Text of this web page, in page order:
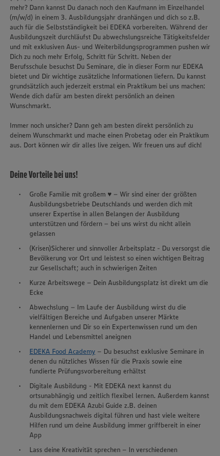
Wir setzen Cookies und andere Technologien ein, um Ihnen
mehr? Dann kannst Du danach noch den Kaufmann im Einzelhandel
(m/w/d) in einem 3. Ausbildungsjahr dranhängen und dich so z.B.
auch für die Selbstständigkeit bei EDEKA vorbereiten. Während der
Ausbildungszeit durchläufst Du abwechslungsreiche Tätigkeitsfelder
und mit exklusiven Aus- und Weiterbildungsprogrammen pushen wir
Dich zu noch mehr Erfolg, Schritt für Schritt. Neben der
Berufsschule besuchst Du Seminare, die in dieser Form nur EDEKA
bietet und Dir wichtige zusätzliche Informationen liefern. Du kannst
grundsätzlich auch jederzeit erstmal ein Praktikum bei uns machen:
Wende dich dafür am besten direkt persönlich an deinen
Wunschmarkt.
Immer noch unsicher? Dann geh am besten direkt persönlich zu
deinem Wunschmarkt und mache einen Probetag oder ein Praktikum
aus. Dort können wir dir alles live zeigen. Wir freuen uns auf dich!
Deine Vorteile bei uns!
Große Familie mit großem ♥ – Wir sind einer der größten
Ausbildungsbetriebe Deutschlands und werden dich mit
unserer Expertise in allen Belangen der Ausbildung
unterstützen und fördern – bei uns wirst du nicht allein
gelassen
(Krisen)Sicherer und sinnvoller Arbeitsplatz - Du versorgst die
Bevölkerung vor Ort und leistest so einen wichtigen Beitrag
zur Gesellschaft; auch in schwierigen Zeiten
Kurze Arbeitswege – Dein Ausbildungsplatz ist direkt um die
Ecke
Abwechslung – Im Laufe der Ausbildung wirst du die
vielfältigen Bereiche und Aufgaben unserer Märkte
kennenlernen und Dir so ein Expertenwissen rund um den
Handel und Lebensmittel aneignen
EDEKA Food Academy – Du besuchst exklusive Seminare in
denen du nützliches Wissen für die Praxis sowie eine
fundierte Prüfungsvorbereitung erhältst
Digitale Ausbildung - Mit EDEKA next kannst du
ortsunabhängig und zeitlich flexibel lernen. Außerdem kannst
du mit dem EDEKA Azubi Guide z.B. deinen
Ausbildungsnachweis digital führen und hast viele weitere
Hilfen rund um deine Ausbildung immer griffbereit in einer
App
Lass deine Kreativität sprechen – In verschiedenen